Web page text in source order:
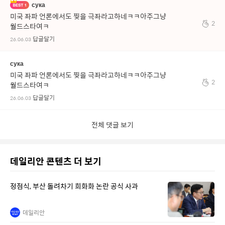
сука
미국 좌파 언론에서도 찢을 극좌라고하네ㅋㅋ아주그냥
월드스타여ㅋ
26.06.03 답글달기
2
сука
미국 좌파 언론에서도 찢을 극좌라고하네ㅋㅋ아주그냥
월드스타여ㅋ
26.06.03 답글달기
2
전체 댓글 보기
데일리안 콘텐츠 더 보기
정점식, 부산 돌려차기 희화화 논란 공식 사과
데일리안